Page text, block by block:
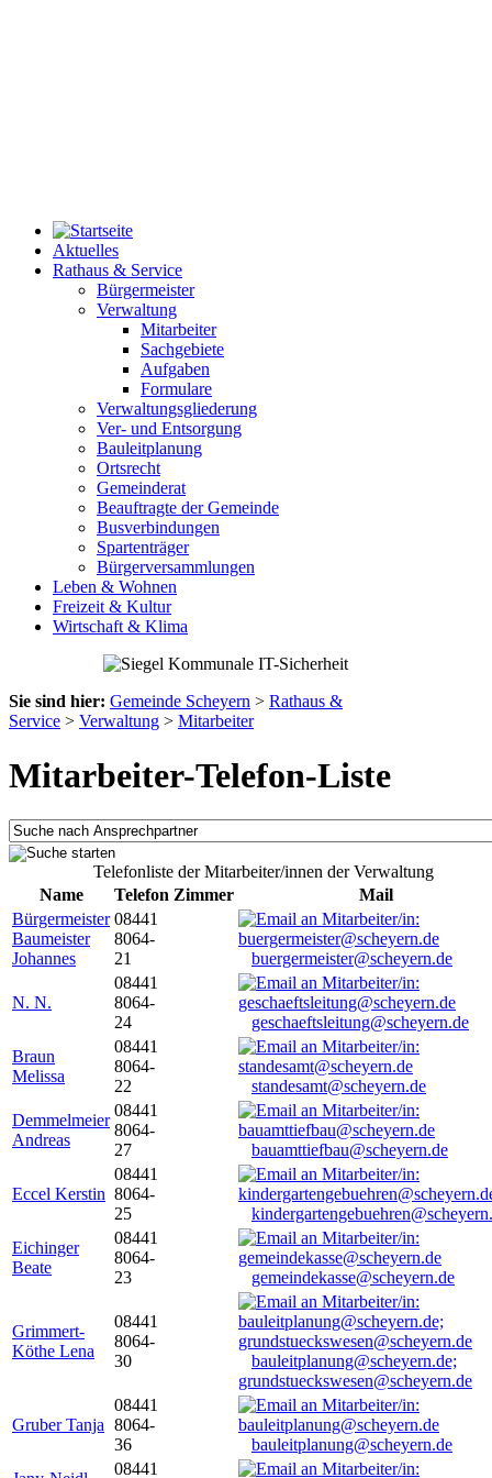
Aktuelles
Rathaus & Service
Bürgermeister
Verwaltung
Mitarbeiter
Sachgebiete
Aufgaben
Formulare
Verwaltungsgliederung
Ver- und Entsorgung
Bauleitplanung
Ortsrecht
Gemeinderat
Beauftragte der Gemeinde
Busverbindungen
Spartenträger
Bürgerversammlungen
Leben & Wohnen
Freizeit & Kultur
Wirtschaft & Klima
Sie sind hier: Gemeinde Scheyern > Rathaus &
Service > Verwaltung > Mitarbeiter
Mitarbeiter-Telefon-Liste
Telefonliste der Mitarbeiter/innen der Verwaltung
Name
Telefon Zimmer
Mail
Bürgermeister
Baumeister
Johannes
08441
8064-
21
buergermeister@scheyern.de
N. N.
08441
8064-
24
geschaeftsleitung@scheyern.de
Braun
Melissa
08441
8064-
22
standesamt@scheyern.de
Demmelmeier
Andreas
08441
8064-
27
bauamttiefbau@scheyern.de
Eccel Kerstin
08441
8064-
25
Eichinger
Beate
08441
8064-
23
gemeindekasse@scheyern.de
Grimmert-
Köthe Lena
08441
8064-
30
bauleitplanung@scheyern.de;
grundstueckswesen@scheyern.de
Gruber Tanja
08441
8064-
36
bauleitplanung@scheyern.de
08441